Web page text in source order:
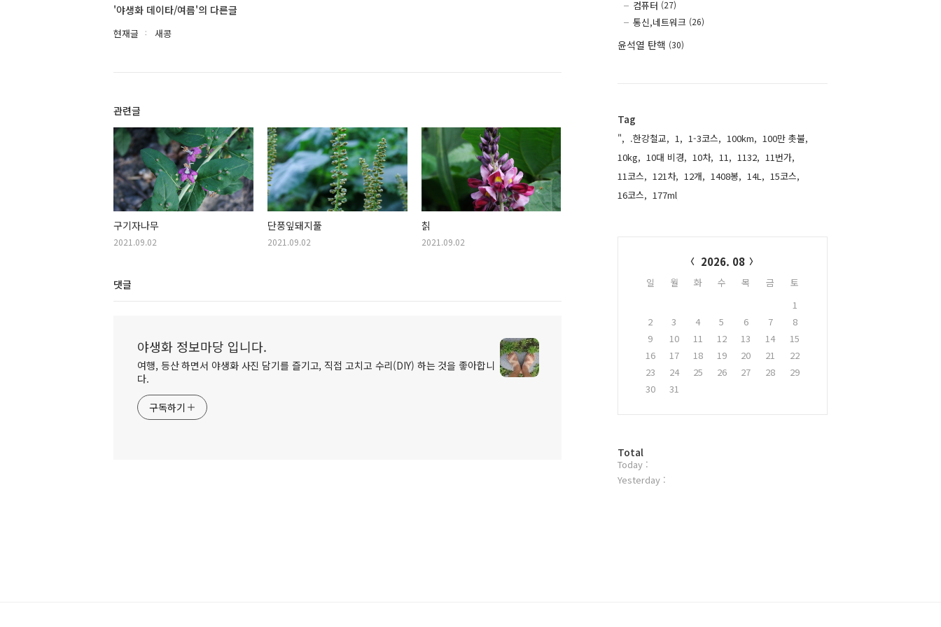
'야생화 데이타/여름'의 다른글
현재글 새콩
관련글
구기자나무
2021.09.02
단풍잎돼지풀
2021.09.02
칡
2021.09.02
댓글
야생화 정보마당 입니다.
여행, 등산 하면서 야생화 사진 담기를 즐기고, 직접 고치고 수리(DIY) 하는 것을 좋아합니
다.
구독하기
컴퓨터 (27)
통신,네트워크 (26)
윤석열 탄핵 (30)
Tag
", .한강철교, 1, 1-3코스, 100km, 100만 촛불,
10kg, 10대 비경, 10차, 11, 1132, 11번가,
11코스, 121차, 12개, 1408봉, 14L, 15코스,
16코스, 177ml,
2026. 08
일 월 화 수 목 금
토
1
2
3 4 5 6 7
8
9
10 11 12 13 14
15
16
17 18 19 20 21
22
23
24 25 26 27 28
29
30
31
방
문
자
Total
Today :
Yesterday :